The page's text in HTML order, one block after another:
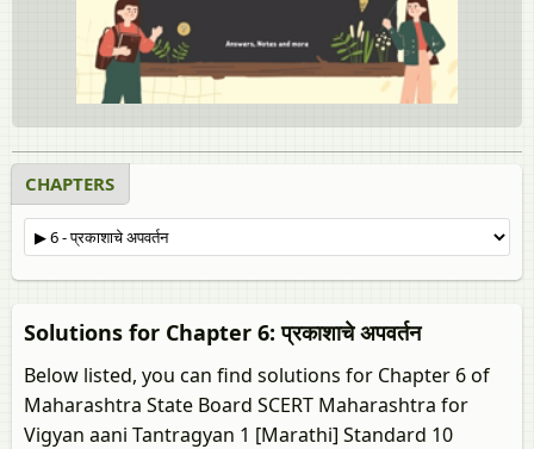
CHAPTERS
Solutions for Chapter 6: प्रकाशाचे अपवर्तन
Below listed, you can find solutions for Chapter 6 of
Maharashtra State Board SCERT Maharashtra for
Vigyan aani Tantragyan 1 [Marathi] Standard 10